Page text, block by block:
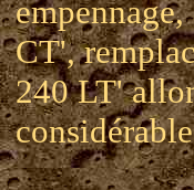
CT',
240 LT'